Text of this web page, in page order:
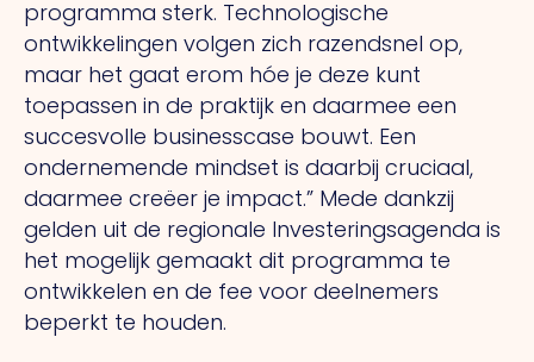
programma sterk. Technologische
ontwikkelingen volgen zich razendsnel op,
maar het gaat erom hóe je deze kunt
toepassen in de praktijk en daarmee een
succesvolle businesscase bouwt. Een
ondernemende mindset is daarbij cruciaal,
daarmee creëer je impact.” Mede dankzij
gelden uit de regionale Investeringsagenda is
het mogelijk gemaakt dit programma te
ontwikkelen en de fee voor deelnemers
beperkt te houden.